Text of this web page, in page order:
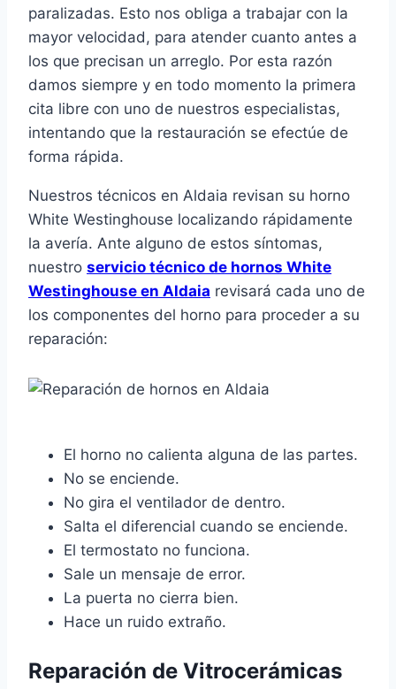
paralizadas. Esto nos obliga a trabajar con la
mayor velocidad, para atender cuanto antes a
los que precisan un arreglo. Por esta razón
damos siempre y en todo momento la primera
cita libre con uno de nuestros especialistas,
intentando que la restauración se efectúe de
forma rápida.
Nuestros técnicos en Aldaia revisan su horno
White Westinghouse localizando rápidamente
la avería. Ante alguno de estos síntomas,
nuestro servicio técnico de hornos White
Westinghouse en Aldaia revisará cada uno de
los componentes del horno para proceder a su
reparación:
El horno no calienta alguna de las partes.
No se enciende.
No gira el ventilador de dentro.
Salta el diferencial cuando se enciende.
El termostato no funciona.
Sale un mensaje de error.
La puerta no cierra bien.
Hace un ruido extraño.
Reparación de Vitrocerámicas